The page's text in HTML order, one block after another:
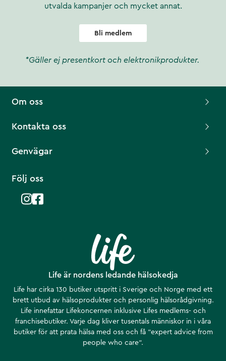
utvalda kampanjer och mycket annat.
Bli medlem
*Gäller ej presentkort och elektronikprodukter.
Life är nordens ledande hälsokedja
Life har cirka 130 butiker utspritt i Sverige och Norge med ett
brett utbud av hälsoprodukter och personlig hälsorådgivning.
Life innefattar Lifekoncernen inklusive Lifes medlems- och
franchisebutiker. Varje dag kliver tusentals människor in i våra
butiker för att prata hälsa med oss och få ”expert advice from
people who care”.
Om oss
Kontakta oss
Genvägar
Följ oss